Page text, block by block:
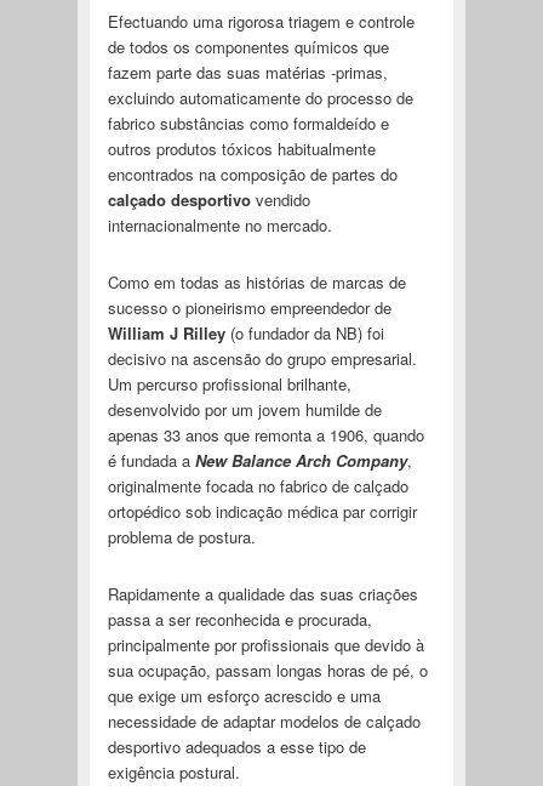
Efectuando uma rigorosa triagem e controle
de todos os componentes químicos que
fazem parte das suas matérias -primas,
excluindo automaticamente do processo de
fabrico substâncias como formaldeído e
outros produtos tóxicos habitualmente
encontrados na composição de partes do
calçado desportivovendido
internacionalmente no mercado.
Como em todas as histórias de marcas de
sucesso o pioneirismo empreendedor de
William J Rilley(o fundador da NB) foi
decisivo na ascensão do grupo empresarial.
Um percurso profissional brilhante,
desenvolvido por um jovem humilde de
apenas 33 anos que remonta a 1906, quando
é fundada a New Balance Arch Company,
originalmente focada no fabrico de calçado
ortopédico sob indicação médica par corrigir
problema de postura.
Rapidamente a qualidade das suas criações
passa a ser reconhecida e procurada,
principalmente por profissionais que devido à
sua ocupação, passam longas horas de pé, o
que exige um esforço acrescido e uma
necessidade de adaptar modelos de calçado
desportivo adequados a esse tipo de
exigência postural.